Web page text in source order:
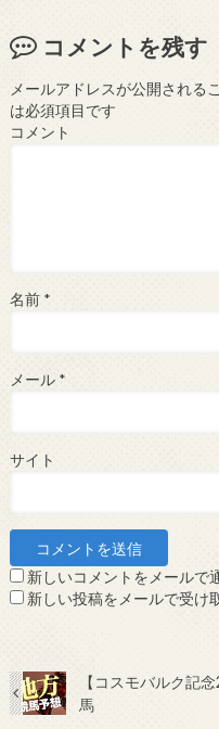
コメントを残す
メールアドレスが公開される
は必須項目です
コメント
名前 *
メール *
サイト
新しいコメントをメールで
新しい投稿をメールで受け
【コスモバルク記
馬